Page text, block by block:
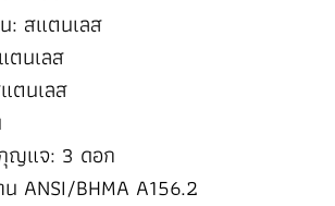
: สแตนเลส
ตนเลส
ตนเลส
ญแจ: 3 ดอก
ANSI/BHMA A156.2